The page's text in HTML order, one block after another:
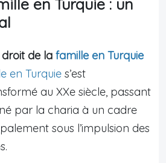
en Turquie : un
de la famille en Turquie
en Turquie s’est
au XXe siècle, passant
par la charia à un cadre
sous l’impulsion des